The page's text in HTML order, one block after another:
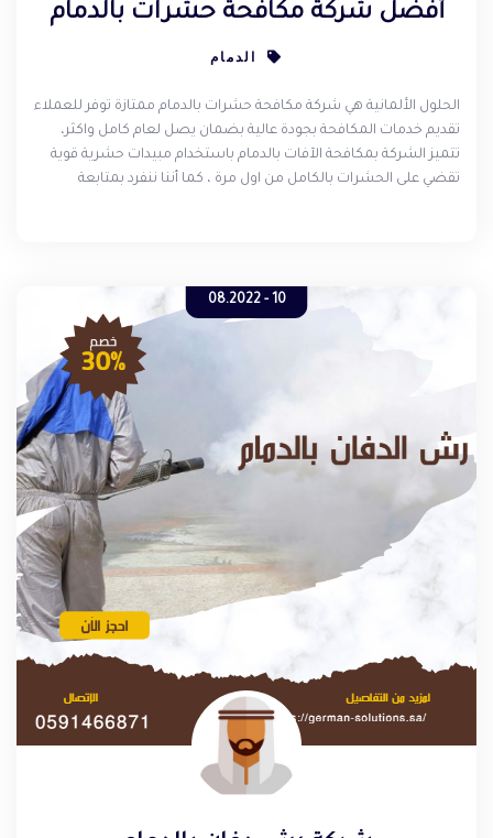
أفضل شركة مكافحة حشرات بالدمام
الدمام
الحلول الألمانية هي شركة مكافحة حشرات بالدمام ممتازة توفر للعملاء
تقديم خدمات المكافحة بجودة عالية بضمان يصل لعام كامل واكثر،
تتميز الشركة بمكافحة الآفات بالدمام باستخدام مبيدات حشرية قوية
تقضي على الحشرات بالكامل من اول مرة ، كما أننا ننفرد بمتابعة
10 - 08.2022